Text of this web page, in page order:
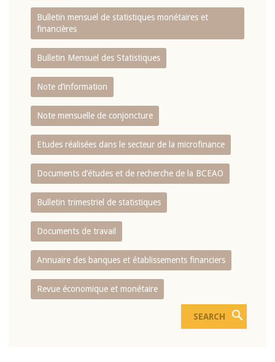
Bulletin mensuel de statistiques monétaires et
financières
Bulletin Mensuel des Statistiques
Note d’information
Note mensuelle de conjoncture
Etudes réalisées dans le secteur de la microfinance
Documents d’études et de recherche de la BCEAO
Bulletin trimestriel de statistiques
Documents de travail
Annuaire des banques et établissements financiers
Revue économique et monétaire